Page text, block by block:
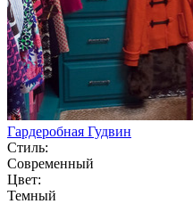
Гардеробная Гудвин
Стиль:
Современный
Цвет:
Темный